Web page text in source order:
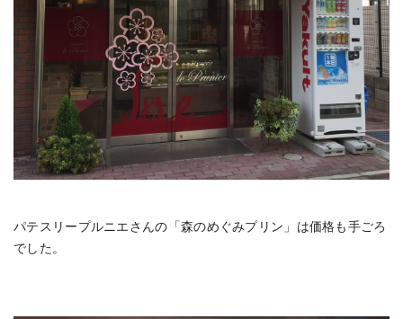
パテスリープルニエさんの「森のめぐみプリン」は価格も手ごろ
でした。